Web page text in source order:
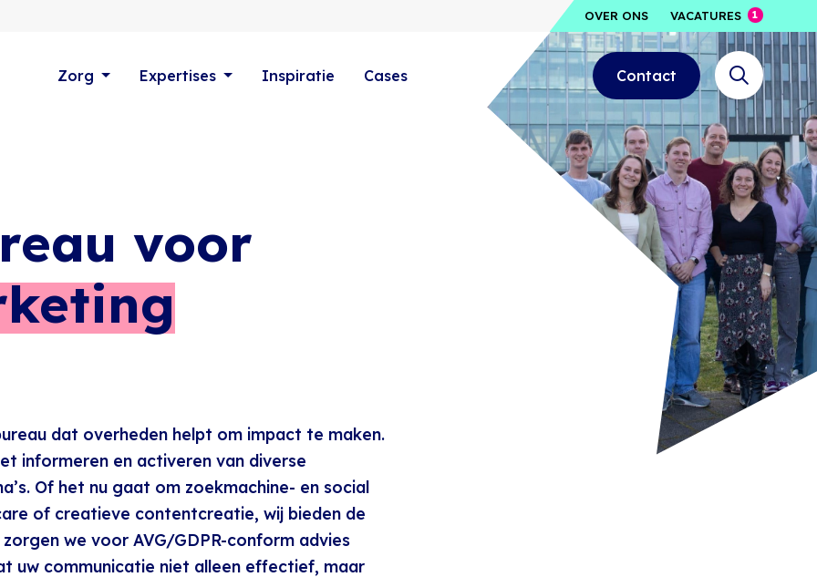
OVER ONS VACATURES
Zorg Expertises Inspiratie Cases Contact
voor
dat overheden helpt om impact te maken.
informeren en activeren van diverse
Of het nu gaat om zoekmachine- en social
of creatieve contentcreatie, wij bieden de
we voor AVG/GDPR-conform advies
uw communicatie niet alleen effectief, maar